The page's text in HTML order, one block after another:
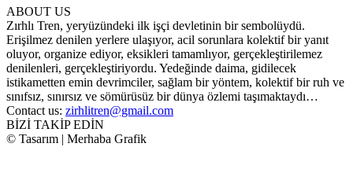
ABOUT US
Zırhlı Tren, yeryüzündeki ilk işçi devletinin bir sembolüydü.
Erişilmez denilen yerlere ulaşıyor, acil sorunlara kolektif bir yanıt
oluyor, organize ediyor, eksikleri tamamlıyor, gerçekleştirilemez
denilenleri, gerçekleştiriyordu. Yedeğinde daima, gidilecek
istikametten emin devrimciler, sağlam bir yöntem, kolektif bir ruh ve
sınıfsız, sınırsız ve sömürüsüz bir dünya özlemi taşımaktaydı…
Contact us: zirhlitren@gmail.com
BİZİ TAKİP EDİN
© Tasarım | Merhaba Grafik